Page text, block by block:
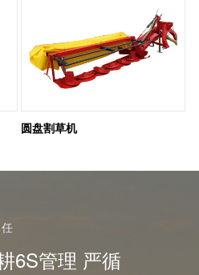
圆盘割草机
6S管理 严循